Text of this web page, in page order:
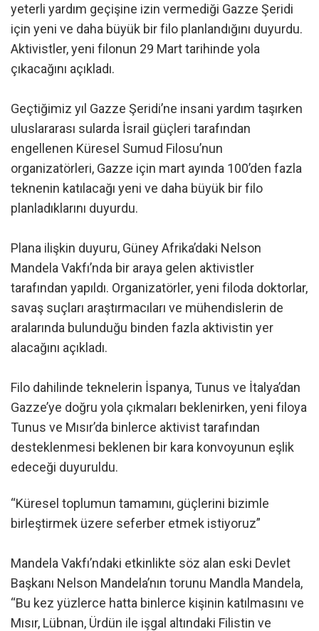
yeterli yardım geçişine izin vermediği Gazze Şeridi
için yeni ve daha büyük bir filo planlandığını duyurdu.
Aktivistler, yeni filonun 29 Mart tarihinde yola
çıkacağını açıkladı.
Geçtiğimiz yıl Gazze Şeridi’ne insani yardım taşırken
uluslararası sularda İsrail güçleri tarafından
engellenen Küresel Sumud Filosu’nun
organizatörleri, Gazze için mart ayında 100’den fazla
teknenin katılacağı yeni ve daha büyük bir filo
planladıklarını duyurdu.
Plana ilişkin duyuru, Güney Afrika’daki Nelson
Mandela Vakfı’nda bir araya gelen aktivistler
tarafından yapıldı. Organizatörler, yeni filoda doktorlar,
savaş suçları araştırmacıları ve mühendislerin de
aralarında bulunduğu binden fazla aktivistin yer
alacağını açıkladı.
Filo dahilinde teknelerin İspanya, Tunus ve İtalya’dan
Gazze’ye doğru yola çıkmaları beklenirken, yeni filoya
Tunus ve Mısır’da binlerce aktivist tarafından
desteklenmesi beklenen bir kara konvoyunun eşlik
edeceği duyuruldu.
“Küresel toplumun tamamını, güçlerini bizimle
birleştirmek üzere seferber etmek istiyoruz”
Mandela Vakfı’ndaki etkinlikte söz alan eski Devlet
Başkanı Nelson Mandela’nın torunu Mandla Mandela,
“Bu kez yüzlerce hatta binlerce kişinin katılmasını ve
Mısır, Lübnan, Ürdün ile işgal altındaki Filistin ve